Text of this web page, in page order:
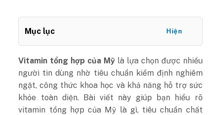
Mục lục Hiện
Vitamin tổng hợp của Mỹ là lựa chọn được nhiều
người tin dùng nhờ tiêu chuẩn kiểm định nghiêm
ngặt, công thức khoa học và khả năng hỗ trợ sức
khỏe toàn diện. Bài viết này giúp bạn hiểu rõ
vitamin tổng hợp của Mỹ là gì, tiêu chuẩn chất